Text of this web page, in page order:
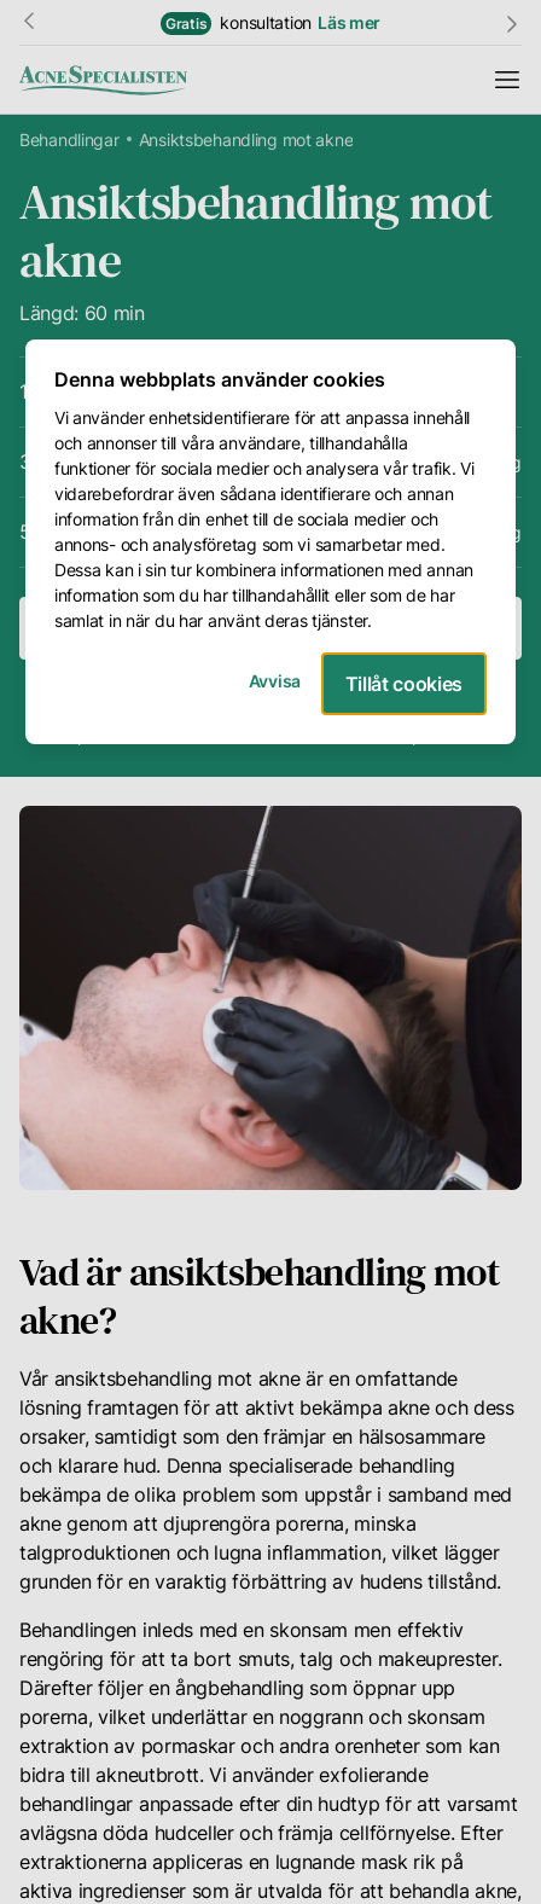
Information
Resultat
Hudguide
Ordlista
Priser
Kundtjänst
Kontakt
Frågor
&
Svar
Avbokning
Företag
Våra
hudterapeuter
karriär
Logga
för
se
dina
rekomendationer
samt
chatta
med
din
personliga
hudterapeut
Till inloggning
Gratis konsultation Läs mer
Denna webbplats använder cookies
Vi använder enhetsidentifierare för att anpassa innehåll
och annonser till våra användare, tillhandahålla
funktioner för sociala medier och analysera vår trafik. Vi
vidarebefordrar även sådana identifierare och annan
information från din enhet till de sociala medier och
annons- och analysföretag som vi samarbetar med.
Dessa kan i sin tur kombinera informationen med annan
information som du har tillhandahållit eller som de har
samlat in när du har använt deras tjänster.
Avvisa Tillåt cookies
Behandlingar Ansiktsbehandling mot akne
Ansiktsbehandling mot
akne
Längd: 60 min
1 behandling
3 behandlingar 3495 kr 1165 kr per behandling
5 behandlingar 4995 kr 999 kr per behandling
Boka hudkonsultation Boka behandling
Vad är ansiktsbehandling mot
akne?
Vår ansiktsbehandling mot akne är en omfattande
lösning framtagen för att aktivt bekämpa akne och dess
orsaker, samtidigt som den främjar en hälsosammare
och klarare hud. Denna specialiserade behandling
bekämpa de olika problem som uppstår i samband med
akne genom att djuprengöra porerna, minska
talgproduktionen och lugna inflammation, vilket lägger
grunden för en varaktig förbättring av hudens tillstånd.
Behandlingen inleds med en skonsam men effektiv
rengöring för att ta bort smuts, talg och makeuprester.
Därefter följer en ångbehandling som öppnar upp
porerna, vilket underlättar en noggrann och skonsam
extraktion av pormaskar och andra orenheter som kan
bidra till akneutbrott. Vi använder exfolierande
behandlingar anpassade efter din hudtyp för att varsamt
avlägsna döda hudceller och främja cellförnyelse. Efter
extraktionerna appliceras en lugnande mask rik på
aktiva ingredienser som är utvalda för att behandla akne,